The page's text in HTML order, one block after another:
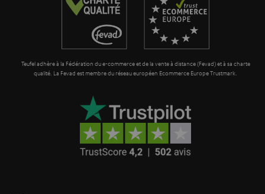
Teufel adhère à la Fédération du e-commerce et de la vente à distance (Fevad) et à sa charte
qualité. La Fevad est membre du réseau européen Ecommerce Europe Trustmark.